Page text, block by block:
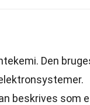
Den
beskrives som